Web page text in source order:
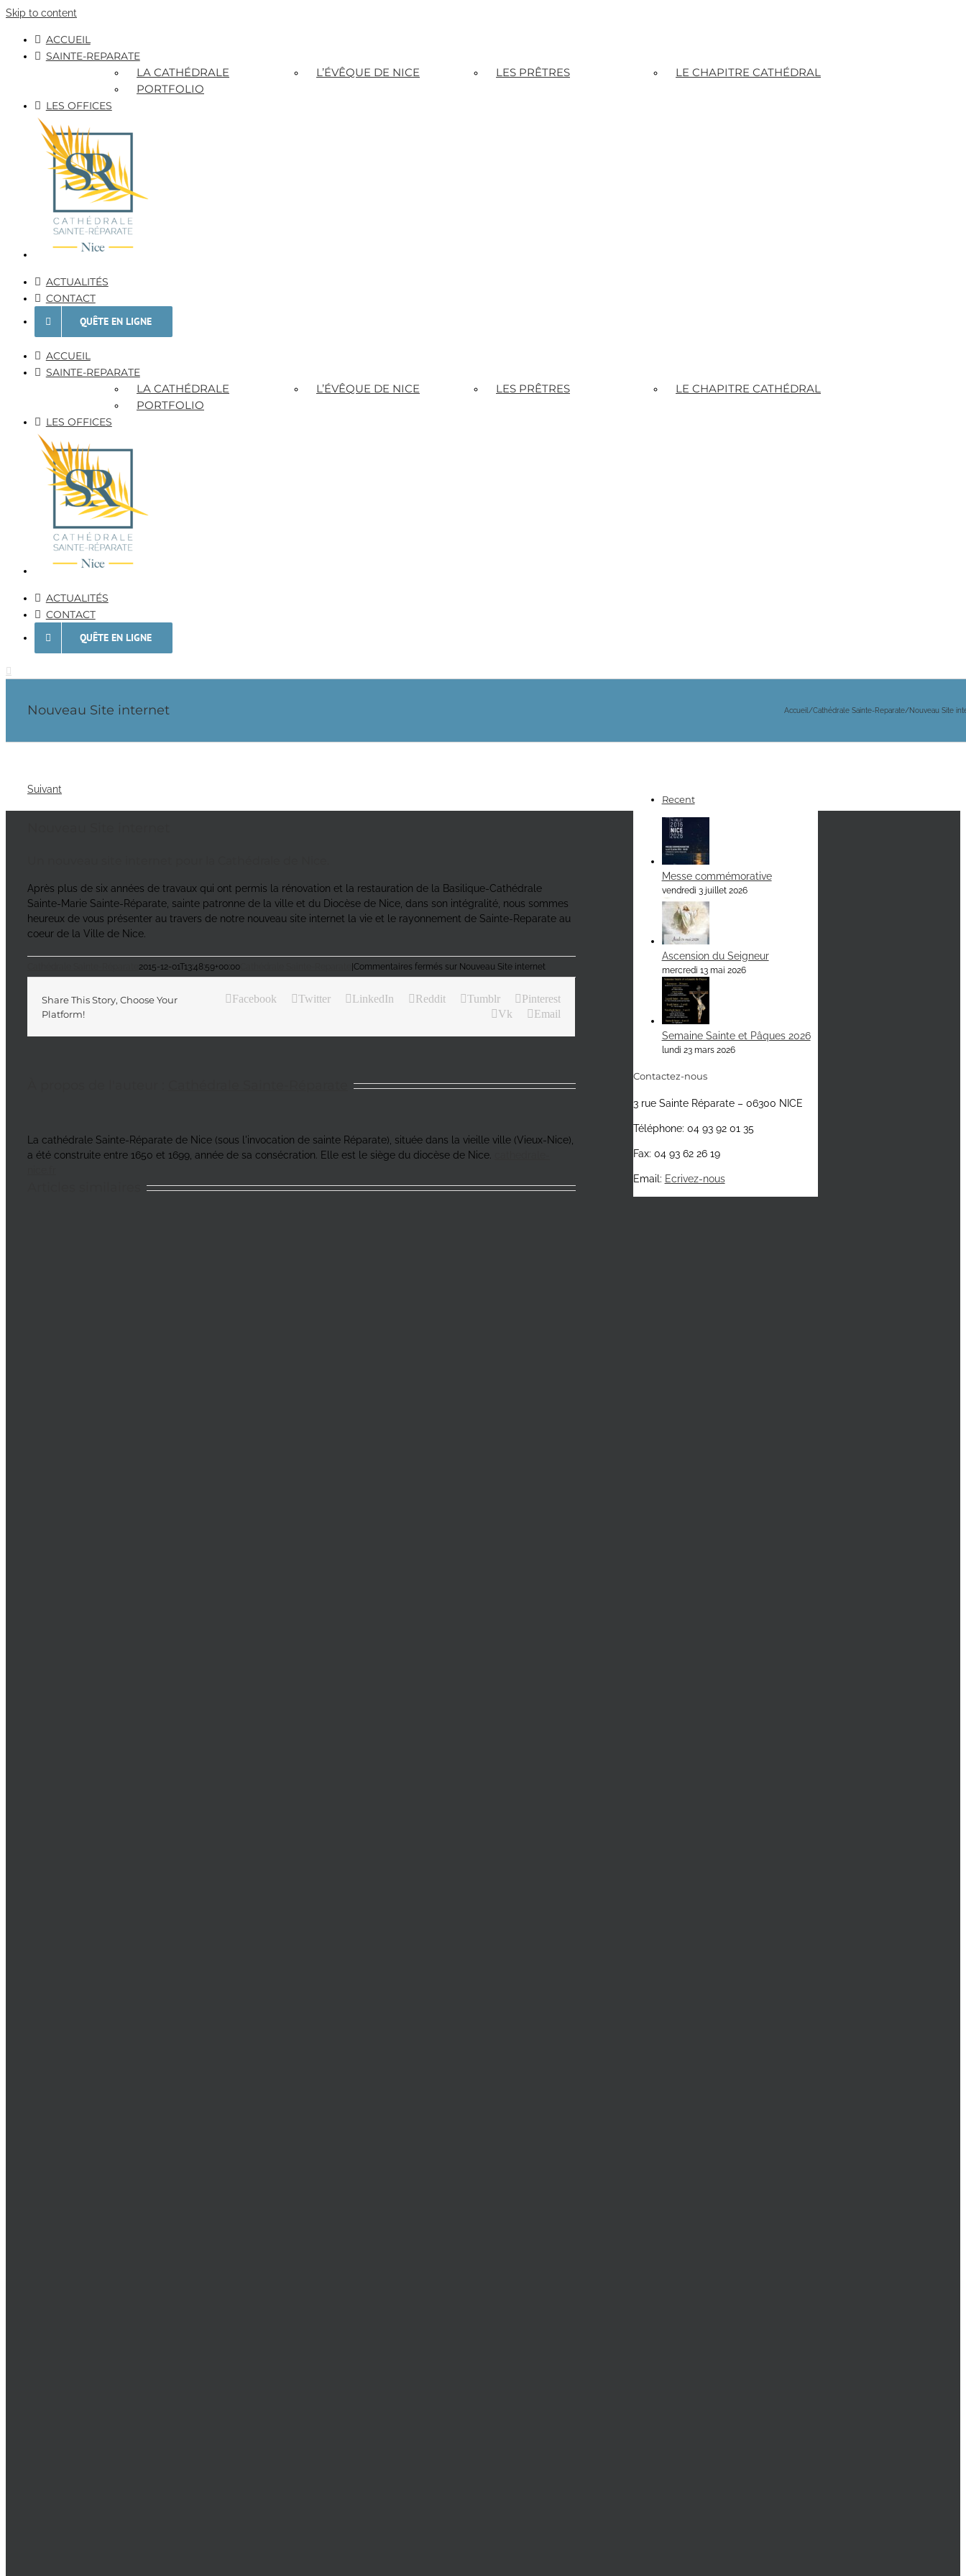
Skip to content
ACCUEIL
SAINTE-REPARATE
LA CATHÉDRALE L’ÉVÊQUE DE NICE LES PRÊTRES
LE CHAPITRE CATHÉDRAL
PORTFOLIO
LES OFFICES
ACTUALITÉS
CONTACT
QUÊTE EN LIGNE
ACCUEIL
SAINTE-REPARATE
LA CATHÉDRALE L’ÉVÊQUE DE NICE LES PRÊTRES
LE CHAPITRE CATHÉDRAL
PORTFOLIO
LES OFFICES
ACTUALITÉS
CONTACT
QUÊTE EN LIGNE
Nouveau Site internet Accueil /Cathédrale Sainte-Reparate/Nouveau Site
Suivant
Après plus de six années de travaux qui ont permis la rénovation et la restauration de la Basilique-Cathédrale
Sainte-Marie Sainte-Réparate, sainte patronne de la ville et du Diocèse de Nice, dans son intégralité, nous sommes
heureux de vous présenter au travers de notre nouveau site internet la vie et le rayonnement de Sainte-Reparate au
coeur de la Ville de Nice.
2015-12-01T13:48:59+00:00 |Commentaires fermés sur Nouveau Site internet
Share This Story, Choose Your
Platform!
Facebook Twitter LinkedIn Reddit Tumblr
Pinterest
Vk
Email
La cathédrale Sainte-Réparate de Nice (sous l'invocation de sainte Réparate), située dans la vieille ville (Vieux-Nice),
a été construite entre 1650 et 1699, année de sa consécration. Elle est le siège du diocèse de Nice.
Recent
Messe commémorative
vendredi 3 juillet 2026
Ascension du Seigneur
mercredi 13 mai 2026
Semaine Sainte et Pâques 2026
lundi 23 mars 2026
Contactez-nous
3 rue Sainte Réparate – 06300 NICE
Téléphone: 04 93 92 01 35
Fax: 04 93 62 26 19
Email: Ecrivez-nous